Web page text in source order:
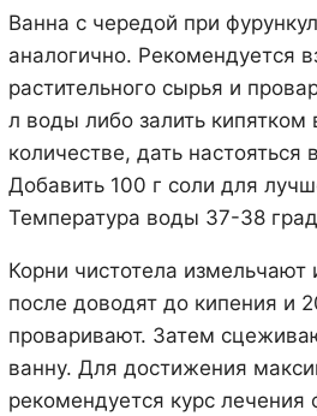
Ванна с чередой при
аналогично. Рекомендуется
растительного сырья и
л воды либо залить кипятком
количестве, дать настояться
Добавить 100 г соли для
Температура воды 37-38
Корни чистотела измельчают
после доводят до кипения и
проваривают. Затем
ванну. Для достижения
рекомендуется курс лечения